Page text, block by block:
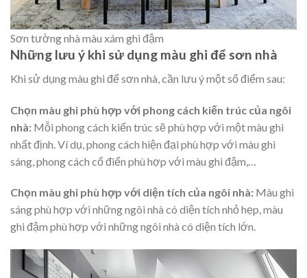
Sơn tường nhà màu xám ghi đậm
Những lưu ý khi sử dụng màu ghi để sơn nhà
Khi sử dụng màu ghi để sơn nhà, cần lưu ý một số điểm sau:
Chọn màu ghi phù hợp với phong cách kiến trúc của ngôi
nhà: Mỗi phong cách kiến trúc sẽ phù hợp với một màu ghi
nhất định. Ví dụ, phong cách hiện đại phù hợp với màu ghi
sáng, phong cách cổ điển phù hợp với màu ghi đậm,…
Chọn màu ghi phù hợp với diện tích của ngôi nhà: Màu ghi
sáng phù hợp với những ngôi nhà có diện tích nhỏ hẹp, màu
ghi đậm phù hợp với những ngôi nhà có diện tích lớn.